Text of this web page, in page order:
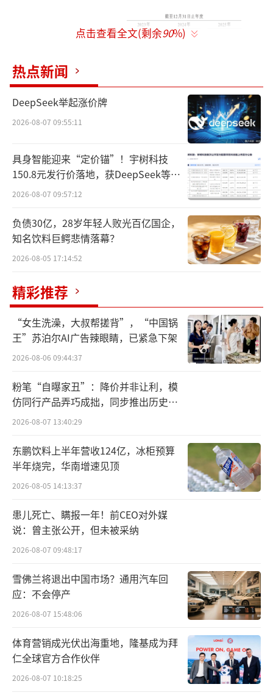
欧林生物2023-2025年合并损益及其他全面收入表
管线资金需求凸显，A+H路径提速落地
要理解欧林生物二次递表的逻辑，需要将
其置于三个相互交织的背景中来看。
据招股书披露，公司核心策略包括推进后期管
疫苗，并维持吸附破伤风疫苗等成熟产品的市
场地位。这一结构的共同特征在于研发与商业
化并行推进，需要大量、持续且长周期的资金
投入。
段；后续从临床向注册申报及商业化衔接过程
中，生产体系建设、注册推进及市场准备等环
节仍需持续投入。与此同时，幽门螺杆菌疫苗
正在推进临床试验申请（IND），四价流感疫苗
（MDCK细胞）已进入III期临床阶段，多条管线
同步推进，对研发及运营资金形成持续需求。
点击查看全文(剩余90%)
热点新闻
DeepSeek举起涨价牌
2026-08-07 09:55:11
具身智能迎来“定价锚”！宇树科技
150.8元发行价落地，获DeepSeek等豪
华战配加持
2026-08-07 09:57:12
负债30亿，28岁年轻人败光百亿国企，
知名饮料巨鳄悲情落幕？
2026-08-05 17:14:52
精彩推荐
“女生洗澡，大叔帮搓背”，“中国锅
王”苏泊尔AI广告辣眼睛，已紧急下架
2026-08-06 09:44:37
粉笔“自曝家丑”：降价并非让利，模
仿同行产品弄巧成拙，同步推出历史学
员退费方案
2026-08-07 13:40:29
东鹏饮料上半年营收124亿，冰柜预算
半年烧完，华南增速见顶
2026-08-05 14:13:37
患儿死亡、瞒报一年！前CEO对外媒
说：曾主张公开，但未被采纳
2026-08-07 09:48:17
雪佛兰将退出中国市场？通用汽车回
应：不会停产
2026-08-07 15:48:06
体育营销成光伏出海重地，隆基成为拜
仁全球官方合作伙伴
2026-08-07 10:18:25